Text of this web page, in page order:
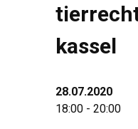
kassel
28.07.2020
18:00 - 20:00